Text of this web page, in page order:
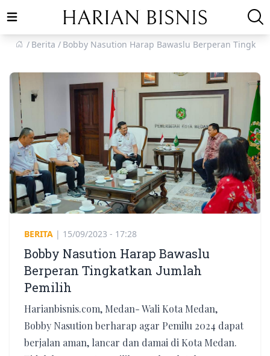
Open main menu
Berita
Bobby Nasution Harap Bawaslu Berperan
BERITA | 15/09/2023 - 17:28
Bobby Nasution Harap Bawaslu
Berperan Tingkatkan Jumlah
Pemilih
Harianbisnis.com, Medan- Wali Kota Medan,
Bobby Nasution berharap agar Pemilu 2024 dapat
berjalan aman, lancar dan damai di Kota Medan.